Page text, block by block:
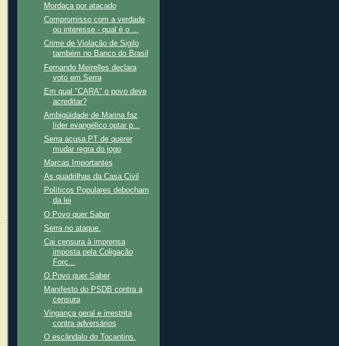
Mordaça por atacado
Compromisso com a verdade
ou interesse - qual é o ...
Crime de Violação de Sigilo
também no Banco do Brasil
Fernando Meirelles declara
voto em Serra
Em qual "CARA" o povo deve
acreditar?
Ambigüidade de Marina faz
líder evangélico optar p...
Serra acusa PT de querer
mudar regra do jogo
Marcas Importantes
As quadrilhas da Casa Civil
Políticos Populares debocham
da lei
O Povo quer Saber
Serra no ataque.
Cai censura à imprensa
imposta pela Coligação
Forç...
O Povo quer Saber
Manifesto do PSDB contra a
censura
Vingança geral e irrestrita
contra adversários
O escândalo do Tocantins.